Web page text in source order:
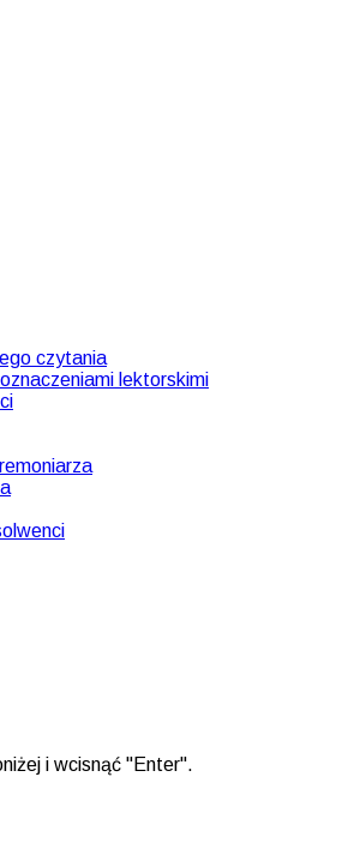
czytania
lektorskimi
i wcisnąć "Enter".